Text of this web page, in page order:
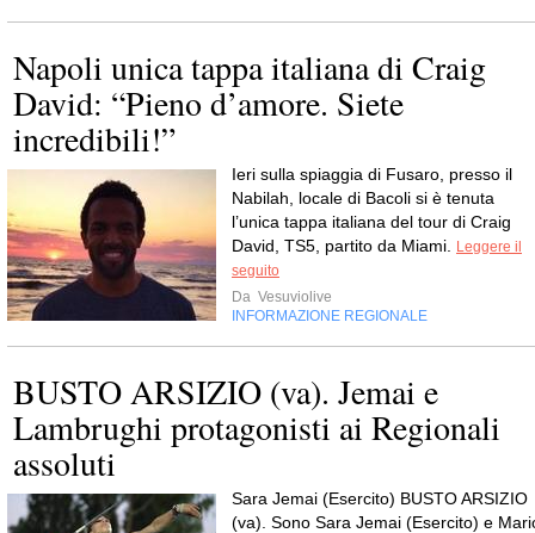
Napoli unica tappa italiana di Craig
David: “Pieno d’amore. Siete
incredibili!”
Ieri sulla spiaggia di Fusaro, presso il
Nabilah, locale di Bacoli si è tenuta
l’unica tappa italiana del tour di Craig
David, TS5, partito da Miami.
Leggere il
seguito
Da Vesuviolive
INFORMAZIONE REGIONALE
BUSTO ARSIZIO (va). Jemai e
Lambrughi protagonisti ai Regionali
assoluti
Sara Jemai (Esercito) BUSTO ARSIZIO
(va). Sono Sara Jemai (Esercito) e